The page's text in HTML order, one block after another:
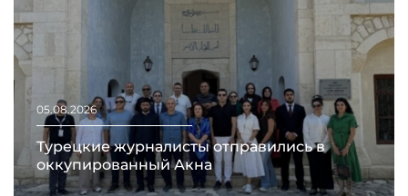
05.08.2026
Турецкие журналисты отправились в
оккупированный Акна